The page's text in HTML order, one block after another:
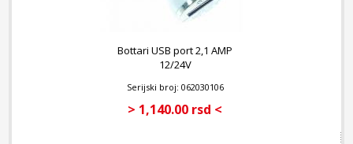
Bottari USB port 2,1 AMP
12/24V
Serijski broj: 062030106
> 1,140.00 rsd <